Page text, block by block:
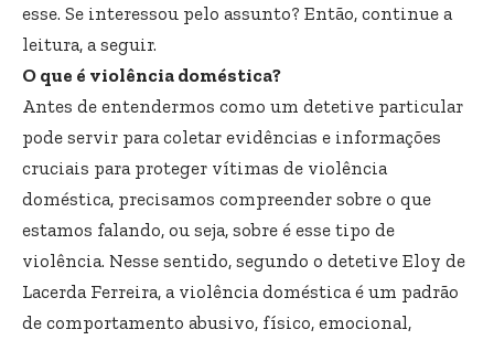
esse. Se interessou pelo assunto? Então, continue a
leitura, a seguir.
O que é violência doméstica?
Antes de entendermos como um detetive particular
pode servir para coletar evidências e informações
cruciais para proteger vítimas de violência
doméstica, precisamos compreender sobre o que
estamos falando, ou seja, sobre é esse tipo de
violência. Nesse sentido, segundo o detetive Eloy de
Lacerda Ferreira, a violência doméstica é um padrão
de comportamento abusivo, físico, emocional,